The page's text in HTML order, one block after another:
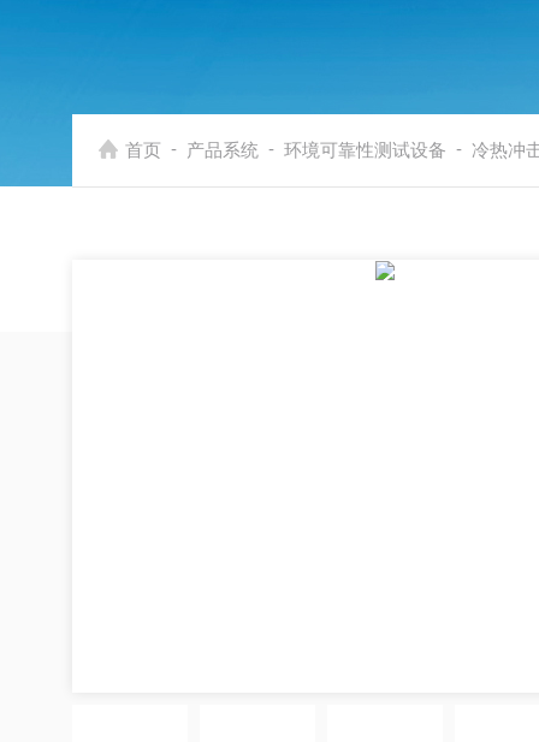
首页 - 产品系统 - 环境可靠性测试设备 - 冷热冲